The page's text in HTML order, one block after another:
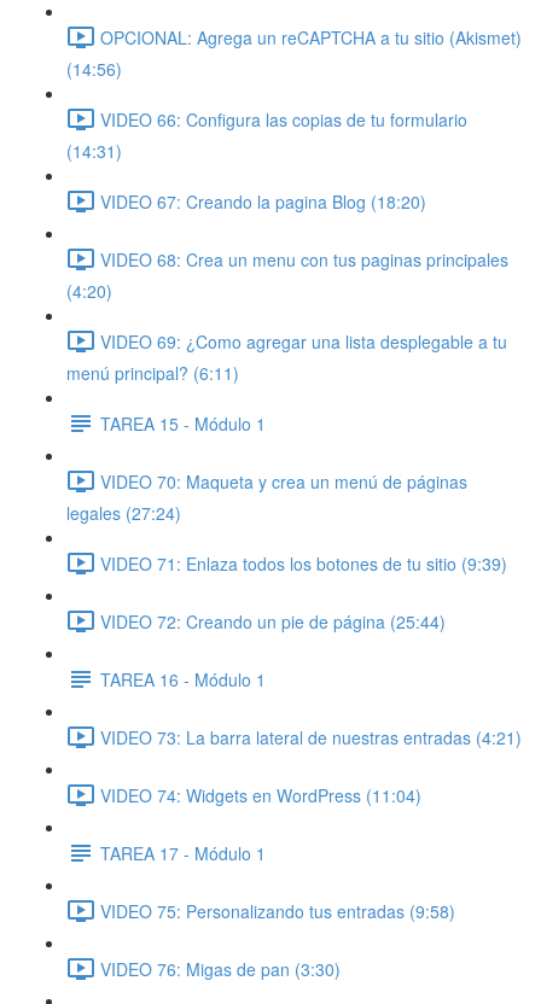
OPCIONAL: Agrega un reCAPTCHA a tu sitio (Akismet)
(14:56)
VIDEO 66: Configura las copias de tu formulario
(14:31)
VIDEO 67: Creando la pagina Blog (18:20)
VIDEO 68: Crea un menu con tus paginas principales
(4:20)
VIDEO 69: ¿Como agregar una lista desplegable a tu
menú principal? (6:11)
TAREA 15 - Módulo 1
VIDEO 70: Maqueta y crea un menú de páginas
legales (27:24)
VIDEO 71: Enlaza todos los botones de tu sitio (9:39)
VIDEO 72: Creando un pie de página (25:44)
TAREA 16 - Módulo 1
VIDEO 73: La barra lateral de nuestras entradas (4:21)
VIDEO 74: Widgets en WordPress (11:04)
TAREA 17 - Módulo 1
VIDEO 75: Personalizando tus entradas (9:58)
VIDEO 76: Migas de pan (3:30)